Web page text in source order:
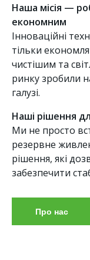
Наша місія —
економним
Інноваційні
тільки
чистішим та
ринку зробили
галузі.
Наші рішення
Ми не просто
резервне
рішення, які
забезпечити
Про нас